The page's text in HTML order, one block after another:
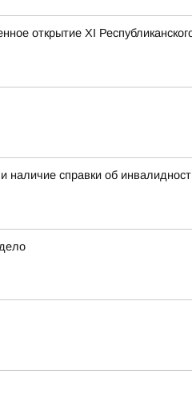
открытие XI
наличие справки об